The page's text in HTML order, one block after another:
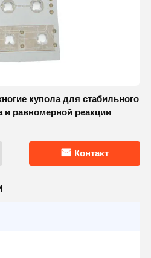
купола для стабильного
и равномерной реакции
Контакт